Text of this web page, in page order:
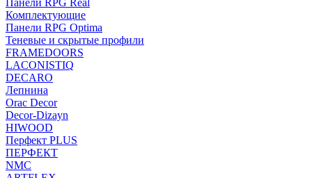
Панели RPG Real
Комплектующие
Панели RPG Optima
Теневые и скрытые профили
FRAMEDOORS
LACONISTIQ
DECARO
Лепнина
Orac Decor
Decor-Dizayn
HIWOOD
Перфект PLUS
ПЕРФЕКТ
NMC